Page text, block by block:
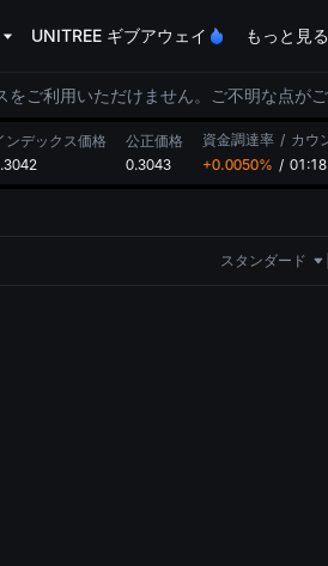
UNITREE ギブアウェイ もっと見る
ご利用いただけません。ご不明な点が
ンデックス価格
公正価格
0.3043
資金調達率 / カウ
+0.0050% /
スタンダード